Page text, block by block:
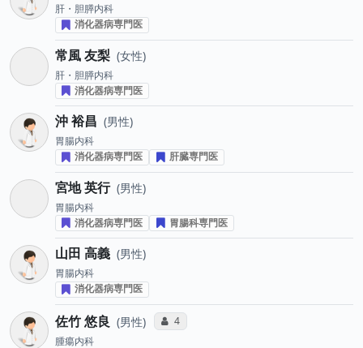
肝・胆膵内科
消化器病専門医
常風 友梨 女性
肝・胆膵内科
消化器病専門医
沖 裕昌 男性
胃腸内科
消化器病専門医
肝臓専門医
宮地 英行 男性
胃腸内科
消化器病専門医
胃腸科専門医
山田 高義 男性
胃腸内科
消化器病専門医
佐竹 悠良 男性 コミュニケーション・タイプ投票数
4
腫瘍内科